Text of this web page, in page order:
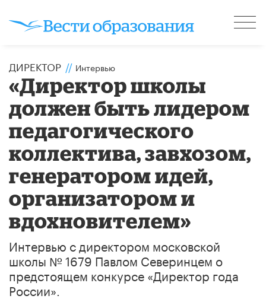
ДИРЕКТОР // Интервью
«Директор школы
должен быть лидером
педагогического
коллектива, завхозом,
генератором идей,
организатором и
вдохновителем»
Интервью с директором московской
школы № 1679 Павлом Северинцем о
предстоящем конкурсе «Директор года
России».